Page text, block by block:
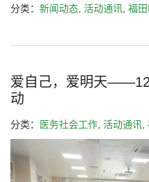
分类： 新闻动态 活动通讯 福田
爱自己，爱明天
动
分类： 医务社会工作 活动通讯